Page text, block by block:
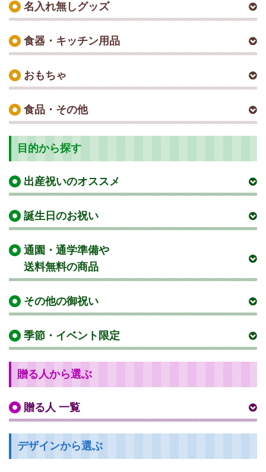
名入れ無しグッズ
食器・キッチン用品
おもちゃ
食品・その他
目的から探す
出産祝いのオススメ
誕生日のお祝い
通園・通学準備や
送料無料の商品
その他の御祝い
季節・イベント限定
贈る人から選ぶ
贈る人 一覧
デザインから選ぶ